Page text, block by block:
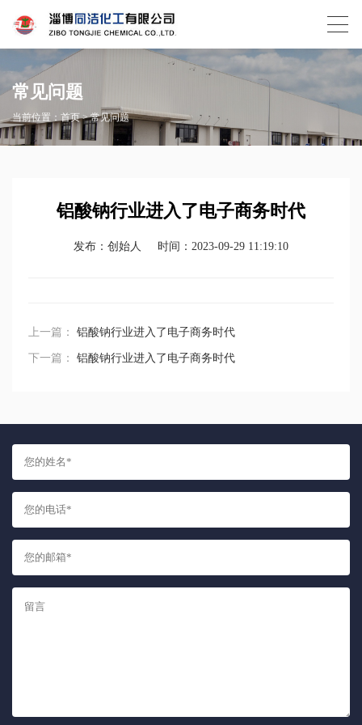
常见问题
当前位置： 首页>常见问题
铝酸钠行业进入了电子商务时代
发布：创始人 时间：2023-09-29 11:19:10
上一篇： 铝酸钠行业进入了电子商务时代
下一篇： 铝酸钠行业进入了电子商务时代